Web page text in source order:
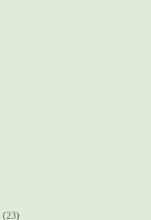
(23)